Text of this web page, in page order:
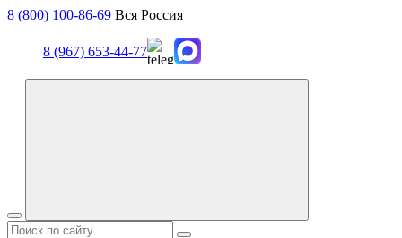
8 (800) 100-86-69 Вся Россия
8 (967) 653-44-77